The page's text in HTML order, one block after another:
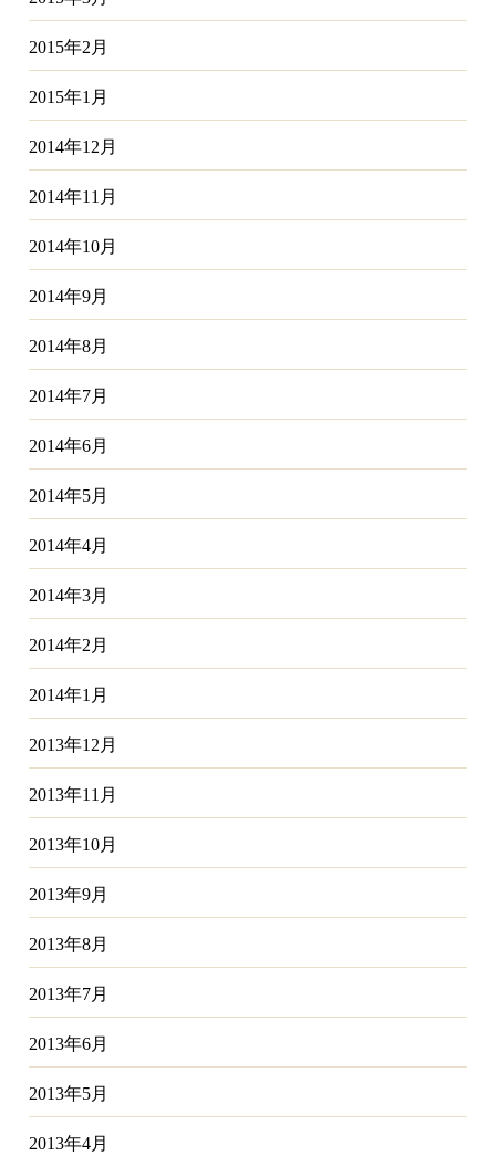
2015年2月
2015年1月
2014年12月
2014年11月
2014年10月
2014年9月
2014年8月
2014年7月
2014年6月
2014年5月
2014年4月
2014年3月
2014年2月
2014年1月
2013年12月
2013年11月
2013年10月
2013年9月
2013年8月
2013年7月
2013年6月
2013年5月
2013年4月